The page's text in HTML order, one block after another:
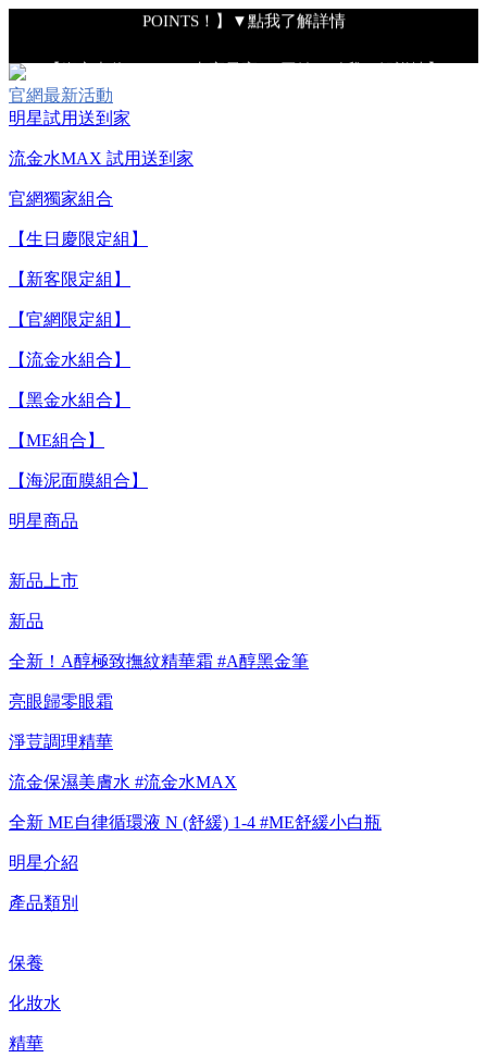
POINTS！】▼點我了解詳情
【綁定中信LINE Pay卡享最高6%回饋▼點我了解詳情】
【重要公告】IPSA 無法驗證非官方通路銷售之品牌商品的真實
性，也無法協助此類商品的售後服務
【8/4-8/9 單筆消費滿$3,000現折$300】
【綁定中信LINE Pay卡享最高6%回饋▼點我了解詳情】
【重要公告】IPSA 無法驗證非官方通路銷售之品牌商品的真實
官網最新活動
明星試用送到家
流金水MAX 試用送到家
官網獨家組合
【生日慶限定組】
【新客限定組】
【官網限定組】
【流金水組合】
【黑金水組合】
【ME組合】
【海泥面膜組合】
明星商品
新品上市
新品
全新！A醇極致撫紋精華霜 #A醇黑金筆
亮眼歸零眼霜
淨荳調理精華
流金保濕美膚水 #流金水MAX
全新 ME自律循環液 N (舒緩) 1-4 #ME舒緩小白瓶
明星介紹
產品類別
保養
化妝水
精華